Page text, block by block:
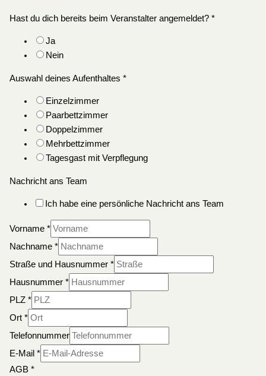
Hast du dich bereits beim Veranstalter angemeldet? *
Ja
Nein
Auswahl deines Aufenthaltes *
Einzelzimmer
Paarbettzimmer
Doppelzimmer
Mehrbettzimmer
Tagesgast mit Verpflegung
Nachricht ans Team
Ich habe eine persönliche Nachricht ans Team
Vorname *
Nachname *
Straße und Hausnummer *
Hausnummer *
PLZ *
Ort *
Telefonnummer
E-Mail *
AGB *